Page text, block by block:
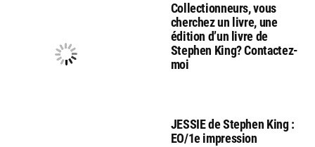
Collectionneurs, vous
cherchez un livre, une
édition d’un livre de
Stephen King? Contactez-
moi
JESSIE de Stephen King :
EO/1e impression